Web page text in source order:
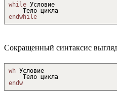
while Условие
Тело цикла
endwhile
Сокращенный синтаксис
wh Условие
Тело цикла
endw